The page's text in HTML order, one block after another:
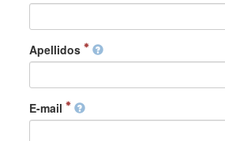
Apellidos
E-mail